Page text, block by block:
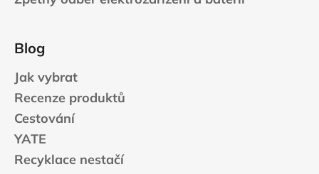
Blog
Jak vybrat
Recenze produktů
Cestování
YATE
Recyklace nestačí